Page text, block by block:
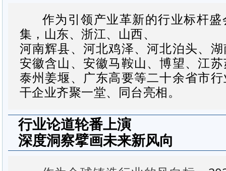
作为引领产业革新的行业标杆盛
集，山东、浙江、山西、
河南辉县、河北鸡泽、河北泊头、
安徽含山、安徽马鞍山、博望、江
泰州姜堰、广东高要等二十余省市
干企业齐聚一堂、同台亮相。
行业论道轮番上演
深度洞察擘画未来新风向